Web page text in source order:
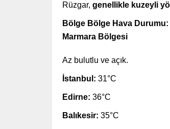
Rüzgar, genellikle kuzeyli
Bölge Bölge Hava Durumu:
Marmara Bölgesi
Az bulutlu ve açık.
İstanbul: 31°C
Edirne: 36°C
Balıkesir: 35°C